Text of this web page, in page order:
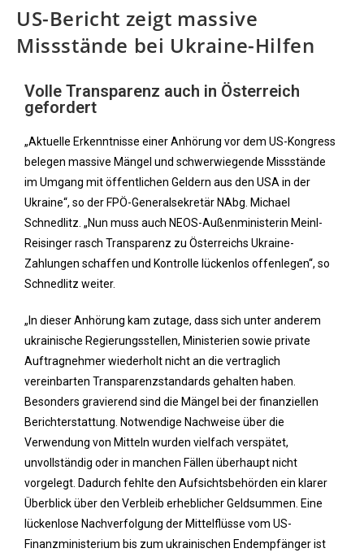
US-Bericht zeigt massive
Missstände bei Ukraine-Hilfen
Volle Transparenz auch in Österreich
gefordert
„Aktuelle Erkenntnisse einer Anhörung vor dem US-Kongress
belegen massive Mängel und schwerwiegende Missstände
im Umgang mit öffentlichen Geldern aus den USA in der
Ukraine“, so der FPÖ-Generalsekretär NAbg. Michael
Schnedlitz. „Nun muss auch NEOS-Außenministerin Meinl-
Reisinger rasch Transparenz zu Österreichs Ukraine-
Zahlungen schaffen und Kontrolle lückenlos offenlegen“, so
Schnedlitz weiter.
„In dieser Anhörung kam zutage, dass sich unter anderem
ukrainische Regierungsstellen, Ministerien sowie private
Auftragnehmer wiederholt nicht an die vertraglich
vereinbarten Transparenzstandards gehalten haben.
Besonders gravierend sind die Mängel bei der finanziellen
Berichterstattung. Notwendige Nachweise über die
Verwendung von Mitteln wurden vielfach verspätet,
unvollständig oder in manchen Fällen überhaupt nicht
vorgelegt. Dadurch fehlte den Aufsichtsbehörden ein klarer
Überblick über den Verbleib erheblicher Geldsummen. Eine
lückenlose Nachverfolgung der Mittelflüsse vom US-
Finanzministerium bis zum ukrainischen Endempfänger ist